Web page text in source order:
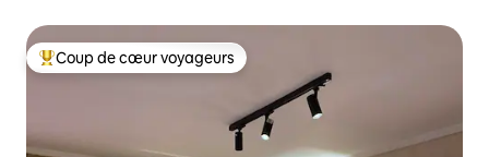
Coups de cœur voyageurs les plus appréciés
Coup de cœur voyageurs